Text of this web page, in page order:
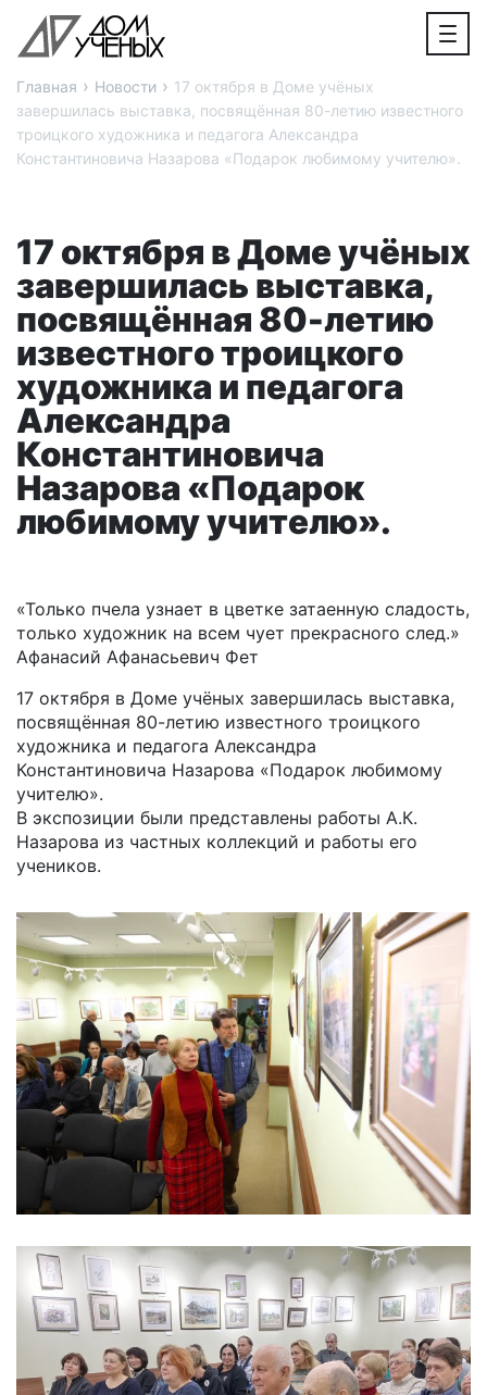
Главная › Новости › 17 октября в Доме учёных
завершилась выставка, посвящённая 80-летию известного
троицкого художника и педагога Александра
Константиновича Назарова «Подарок любимому учителю».
17 октября в Доме учёных
завершилась выставка,
посвящённая 80-летию
известного троицкого
художника и педагога
Александра
Константиновича
Назарова «Подарок
любимому учителю».
«Только пчела узнает в цветке затаенную сладость,
только художник на всем чует прекрасного след.»
Афанасий Афанасьевич Фет
17 октября в Доме учёных завершилась выставка,
посвящённая 80-летию известного троицкого
художника и педагога Александра
Константиновича Назарова «Подарок любимому
учителю».
В экспозиции были представлены работы А.К.
Назарова из частных коллекций и работы его
учеников.